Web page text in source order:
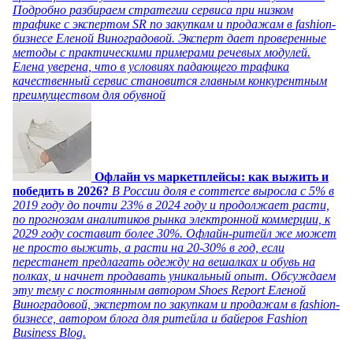
Подробно разбираем стратегии сервиса при низком
трафике с экспертом SR по закупкам и продажам в fashion-
бизнесе Еленой Виноградовой. Эксперт дает проверенные
методы с практическими примерами речевых модулей.
Елена уверена, что в условиях падающего трафика
качественный сервис становится главным конкурентным
преимуществом для обувной
Офлайн vs маркетплейсы: как выжить и
победить в 2026? В России доля e commerce выросла с 5% в
2019 году до почти 23% в 2024 году и продолжает расти,
по прогнозам аналитиков рынка электронной коммерции, к
2029 году составит более 30%. Офлайн-ритейл же может
не просто выжить, а расти на 20-30% в год, если
перестанет предлагать одежду на вешалках и обувь на
полках, и начнет продавать уникальный опыт. Обсуждаем
эту тему с постоянным автором Shoes Report Еленой
Виноградовой, экспертом по закупкам и продажам в fashion-
бизнесе, автором блога для ритейла и байеров Fashion
Business Blog.